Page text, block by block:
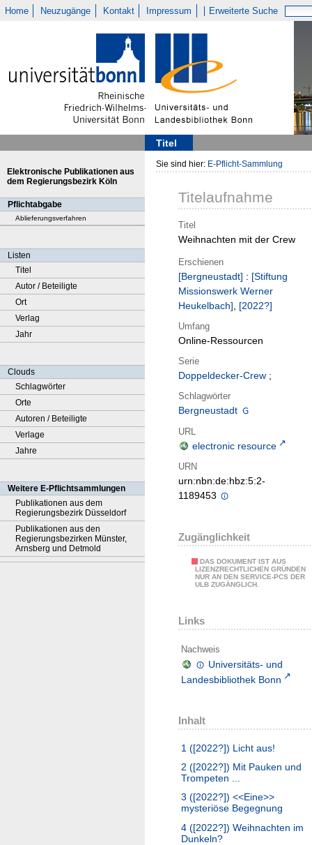
Home Neuzugänge Kontakt Impressum Erweiterte Suche
Titel
Elektronische Publikationen aus
dem Regierungsbezirk Köln
Pflichtabgabe
Ablieferungsverfahren
Listen
Titel
Autor / Beteiligte
Ort
Verlag
Jahr
Clouds
Schlagwörter
Orte
Autoren / Beteiligte
Verlage
Jahre
Weitere E-Pflichtsammlungen
Publikationen aus dem
Regierungsbezirk Düsseldorf
Publikationen aus den
Regierungsbezirken Münster,
Arnsberg und Detmold
Sie sind hier: E-Pflicht-Sammlung
Titelaufnahme
Titel
Weihnachten mit der Crew
Erschienen
[Bergneustadt] : [Stiftung
Missionswerk Werner
Heukelbach], [2022?]
Umfang
Online-Ressourcen
Serie
Doppeldecker-Crew ;
Schlagwörter
Bergneustadt
URL
electronic resource
URN
urn:nbn:de:hbz:5:2-
1189453
Zugänglichkeit
DAS DOKUMENT IST AUS
LIZENZRECHTLICHEN GRÜNDEN
NUR AN DEN SERVICE-PCS DER
ULB ZUGÄNGLICH.
Links
Nachweis
Universitäts- und
Landesbibliothek Bonn
Inhalt
1 ([2022?]) Licht aus!
2 ([2022?]) Mit Pauken und
Trompeten ...
3 ([2022?]) <<Eine>>
mysteriöse Begegnung
4 ([2022?]) Weihnachten im
Dunkeln?